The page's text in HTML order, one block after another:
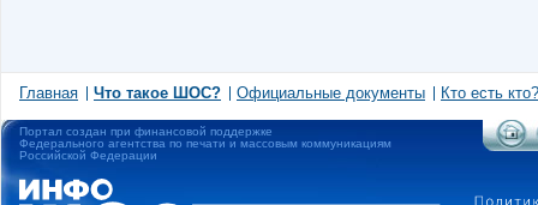
Главная Что такое ШОС? Официальные документы Кто есть кто?
Портал создан при финансовой поддержке
Федерального агентства по печати и массовым коммуникациям
Российской Федерации